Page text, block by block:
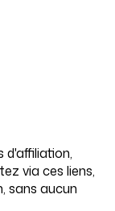
d'affiliation,
via ces liens,
sans aucun